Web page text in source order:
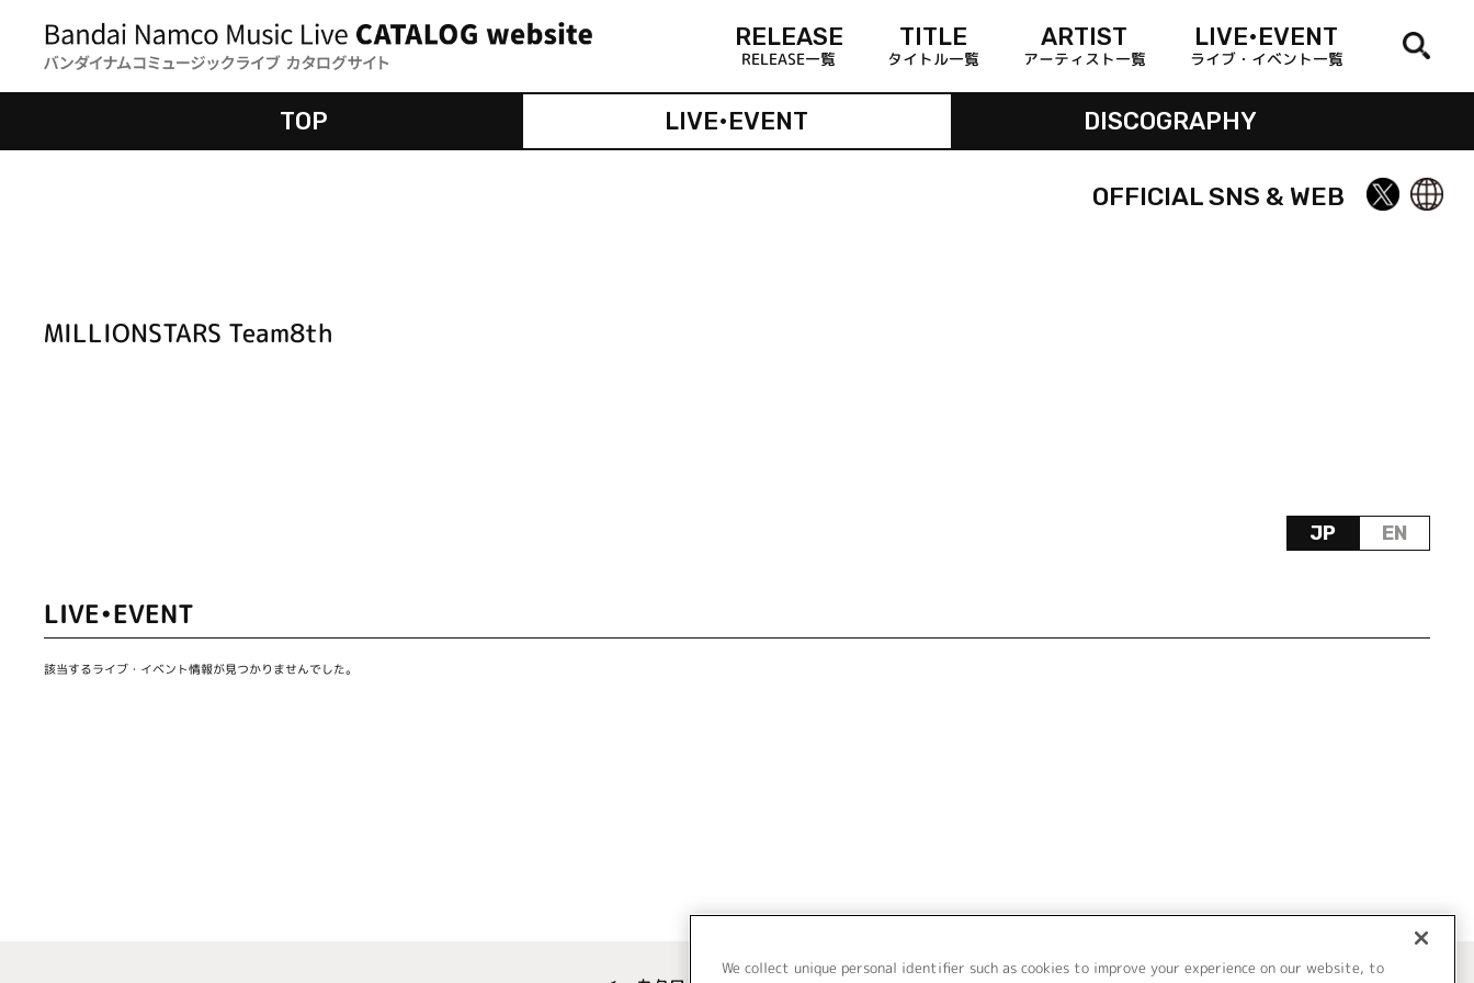
RELEASE
RELEASE一覧
TITLE
タイトル一覧
ARTIST
アーティスト一覧
LIVE•EVENT
ライブ・イベント一覧
TOP LIVE•EVENT DISCOGRAPHY
OFFICIAL SNS & WEB
MILLIONSTARS Team8th
JP EN
LIVE•EVENT
該当するライブ・イベント情報が見つかりませんでした。
We collect unique personal identifier such as cookies to improve your experience on our website, to